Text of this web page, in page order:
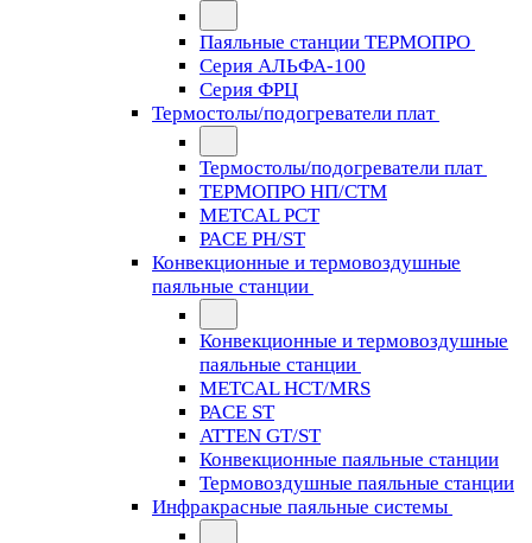
Паяльные станции ТЕРМОПРО
Серия АЛЬФА-100
Серия ФРЦ
Термостолы/подогреватели плат
Термостолы/подогреватели плат
ТЕРМОПРО НП/СТМ
METCAL PCT
PACE PH/ST
Конвекционные и термовоздушные
паяльные станции
Конвекционные и термовоздушные
паяльные станции
METCAL HCT/MRS
PACE ST
ATTEN GT/ST
Конвекционные паяльные станции
Термовоздушные паяльные станции
Инфракрасные паяльные системы